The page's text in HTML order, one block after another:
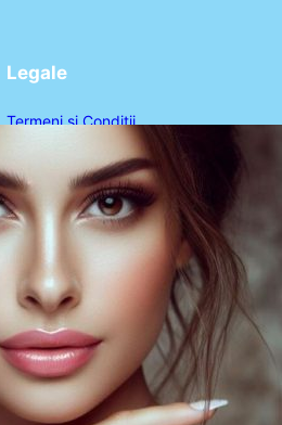
Legale
Termeni și Condiții
Politica de Confidențialitate
Politica de Cookies
Disclaimer
Contact